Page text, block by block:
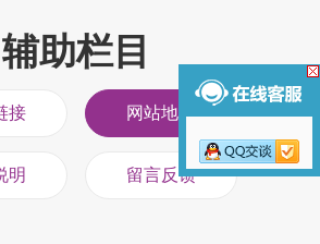
辅助栏目
接 网站地图
明 留言反馈